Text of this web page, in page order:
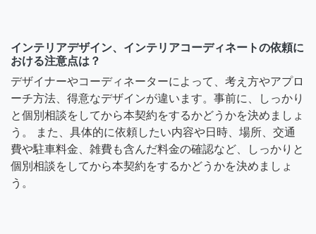
インテリアデザイン、インテリアコーディネートの依頼に
おける注意点は？
デザイナーやコーディネーターによって、考え方やアプロ
ーチ方法、得意なデザインが違います。事前に、しっかり
と個別相談をしてから本契約をするかどうかを決めましょ
う。 また、具体的に依頼したい内容や日時、場所、交通
費や駐車料金、雑費も含んだ料金の確認など、しっかりと
個別相談をしてから本契約をするかどうかを決めましょ
う。